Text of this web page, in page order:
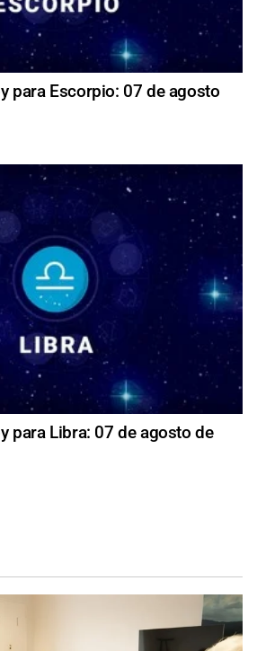
para Escorpio: 07 de agosto
para Libra: 07 de agosto de